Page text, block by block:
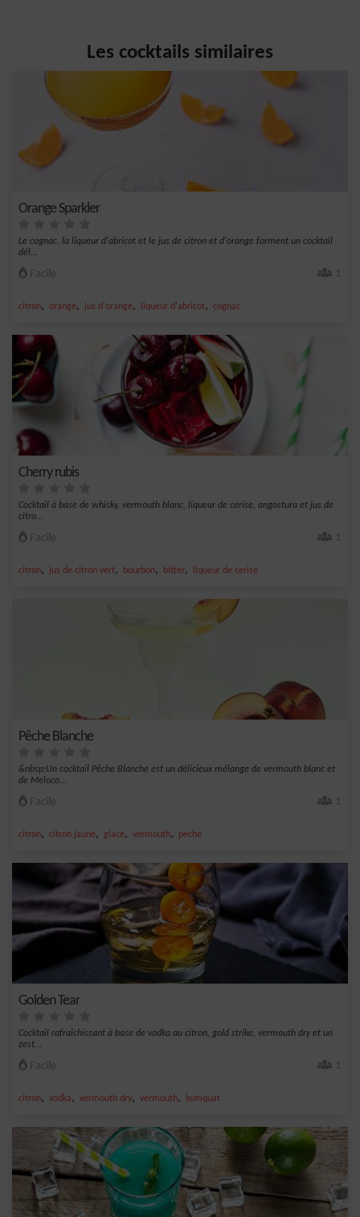
Les cocktails similaires
Orange Sparkler
Le cognac, la liqueur d'abricot et le jus de citron et d'orange forment un cocktail
dél...
Facile 1
citron, orange, jus d'orange, liqueur d'abricot, cognac
Cherry rubis
Cocktail à base de whisky, vermouth blanc, liqueur de cerise, angostura et jus de
citro...
Facile 1
citron, jus de citron vert, bourbon, bitter, liqueur de cerise
Pêche Blanche
&nbsp;Un cocktail Pêche Blanche est un délicieux mélange de vermouth blanc et
de Meloco...
Facile 1
citron, citron jaune, glace, vermouth, peche
Golden Tear
Cocktail rafraîchissant à base de vodka au citron, gold strike, vermouth dry et un
zest...
Facile 1
citron, vodka, vermouth dry, vermouth, kumquat